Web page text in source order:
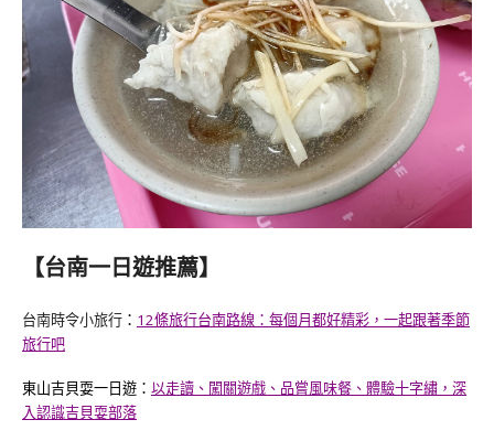
【台南一日遊推薦】
台南時令小旅行 ： 12條旅行台南路線：每個月都好精彩，一起跟著季節
旅行吧
東山吉貝耍一日遊： 以走讀、闖關遊戲、品嘗風味餐、體驗十字繡，深
入認識吉貝耍部落